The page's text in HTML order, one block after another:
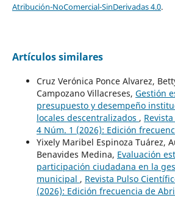
Atribución-NoComercial-SinDerivadas 4.0.
Artículos similares
Cruz Verónica Ponce Alvarez,
Campozano Villacreses, Gestión
presupuesto y desempeño
locales descentralizados ,
4 Núm. 1 (2026): Edición
Yixely Maribel Espinoza Tuárez,
Benavides Medina, Evaluación
participación ciudadana en la
municipal , Revista Pulso
(2026): Edición frecuencia de